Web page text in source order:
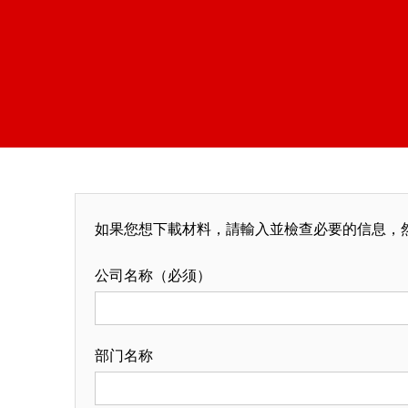
如果您想下載材料，請輸入並檢查必要的信息，
公司名称（必须）
部门名称